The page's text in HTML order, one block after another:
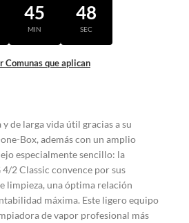
45
MIN
48
SEC
Comunas que aplican
de larga vida útil gracias a su
Box, además con un amplio
especialmente sencillo: la
2 Classic convence por sus
limpieza, una óptima relación
máxima. Este ligero equipo
de vapor profesional más